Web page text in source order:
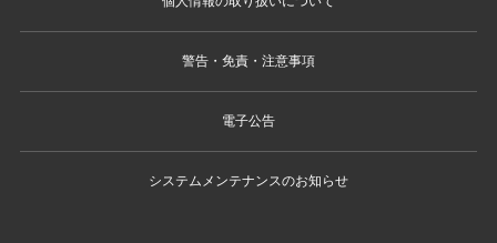
警告・免責・注意事項
電子公告
システムメンテナンスのお知らせ